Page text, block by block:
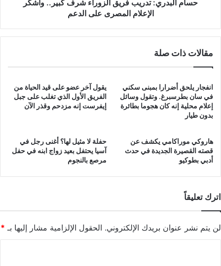
حسام البدري: تدريب فريق الزوراء شرف كبير.. وأشكر
الإعلام المصرى على الدعم
مقالات ذات صلة
انفجار يلحق أضرارا بمبنى سكني
في سان بطرسبرغ. وتقول وسائل
إعلام محلية إنه كان هجوما بطائرة
بدون طيار
يقول آخر عضو على قيد الحياة من
الفريق الأول الذي تغلب على جبل
إيفرست إنه مزدحم وقذر الآن
هاروكي موراكامي يكشف عن
قصته القصيرة الجديدة في حدث
أدبي بطوكيو
حفلة لا مثيل لها؟ أغنى رجل في
آسيا يحتفل بعيد زواج ابنه في حفل
مرصع بالنجوم
اترك تعليقاً
لن يتم نشر عنوان بريدك الإلكتروني. الحقول الإلزامية مشار إليها بـ *